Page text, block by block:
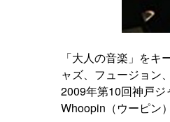
「大人の音楽」を
ャズ、フュージョン
2009年第10回神戸ジ
Whoopin（ウーピン